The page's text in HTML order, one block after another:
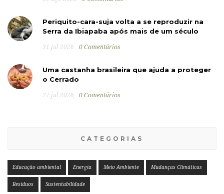
Periquito-cara-suja volta a se reproduzir na
Serra da Ibiapaba após mais de um século
31 jul 2026 0 Comentários
Uma castanha brasileira que ajuda a proteger
o Cerrado
27 jul 2026 0 Comentários
CATEGORIAS
Educação ambiental Energia Meio Ambiente Mudanças Climáticas
Resíduos Sustentabilidade